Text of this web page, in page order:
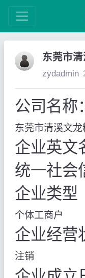
东莞市
zydadmin
公司名称：
东莞市清溪文龙
企业英文
统一社会
企业类型
个体工商户
企业经营
注销